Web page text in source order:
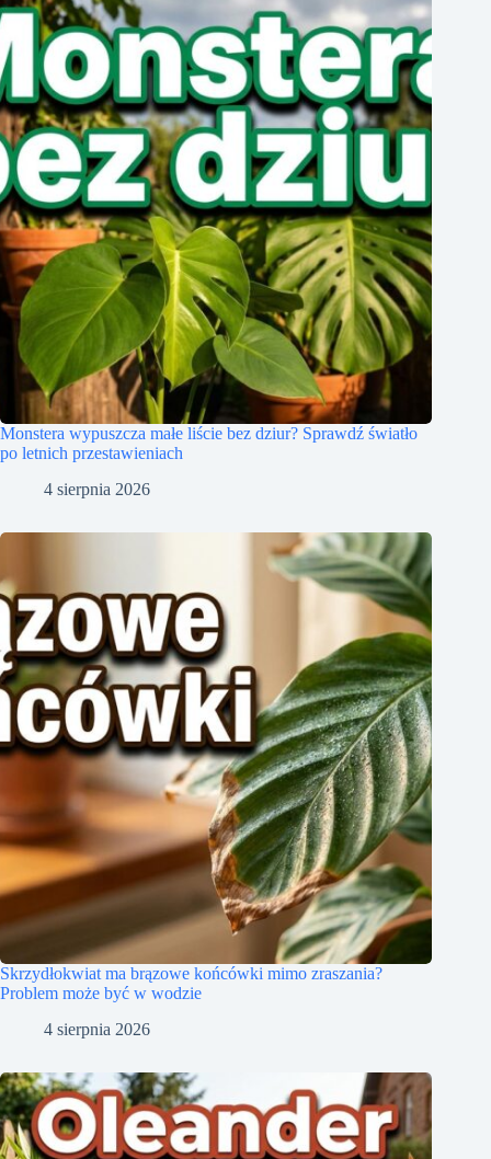
Monstera wypuszcza małe liście bez dziur? Sprawdź światło
po letnich przestawieniach
4 sierpnia 2026
Skrzydłokwiat ma brązowe końcówki mimo zraszania?
Problem może być w wodzie
4 sierpnia 2026